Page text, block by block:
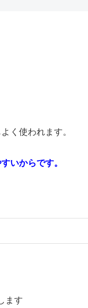
く使われます。
いからです。
ます